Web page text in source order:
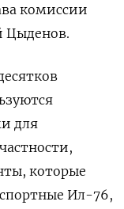
комиссии
Цыденов.
для
которые
Ил-76,